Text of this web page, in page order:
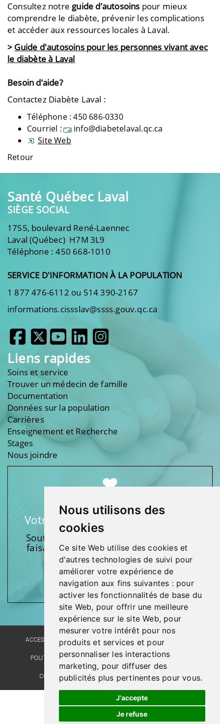
Nous utilisons des
cookies
Ce site Web utilise des cookies et
d'autres technologies de suivi pour
améliorer votre expérience de
navigation aux fins suivantes : pour
activer les fonctionnalités de base du
site Web, pour offrir une meilleure
expérience sur le site Web, pour
mesurer votre intérêt pour nos
produits et services et pour
personnaliser les interactions
marketing, pour diffuser des
publicités plus pertinentes pour vous.
J'accepte
Je refuse
Consultez notre guide d’autosoins pour mieux
comprendre le diabète, prévenir les complications
et accéder aux ressources locales à Laval.
> Guide d'autosoins pour les personnes vivant avec
le diabète à Laval
Besoin d’aide?
Contactez Diabète Laval :
Téléphone : 450 686-0330
Courriel :
info@diabetelaval.qc.ca
Site Web
Retour
Santé Québec Laval
SIÈGE SOCIAL
1755, boulevard René-Laennec
Laval (Québec) H7M 3L9
Téléphone : 450 668-1010
SERVICE D'INFORMATION À LA POPULATION
1 877 476-6112 ou 514 390-2167
informations.cissslav@ssss.gouv.qc.ca
Liens rapides
Soins et service
Trouver un médecin de famille
Documentation
Données sur la population
Carrières
Enseignement et Recherche
Stages
Nous joindre
Votre soutien fait une différence
Soutenez l’une de nos fondations en
faisant un don et en participant aux
activités.
Donnez généreusement!
ACCESSIBILITÉ PLAN DU SITE POLITIQUE LINGUISTIQUE
POLITIQUE DE CONFIDENTIALITÉ RÉALISATION DU SITE
COMMENTAIRES, SUGGESTIONS, REMERCIEMENTS